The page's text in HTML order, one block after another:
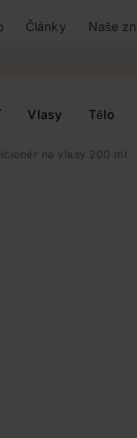
Články Naše
Vlasy Tělo
na vlasy 200 ml